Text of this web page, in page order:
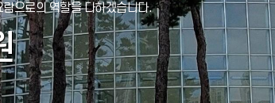
으로의 역할을 다하겠습니다.